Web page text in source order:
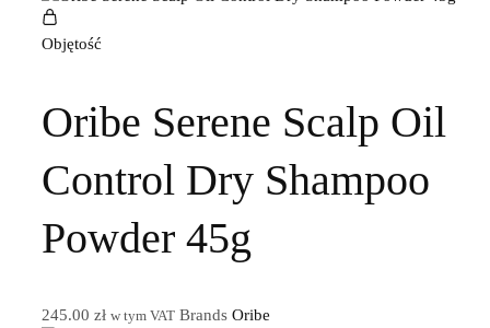
Objętość
Oribe Serene Scalp Oil
Control Dry Shampoo
Powder 45g
245.00 zł w tym VATBrands Oribe